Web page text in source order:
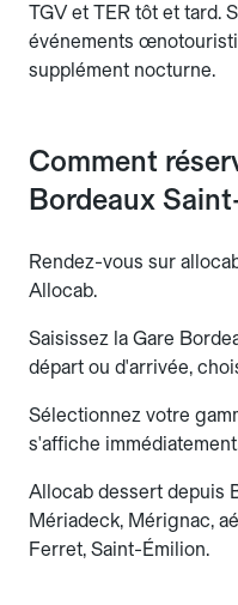
TGV et TER tôt et tard.
événements
supplément nocturne.
Comment
Bordeaux
Rendez-vous sur
Allocab.
Saisissez la Gare
départ ou d'arrivée,
Sélectionnez votre
s'affiche
Allocab dessert depuis
Mériadeck, Mérignac,
Ferret, Saint-Émilion.